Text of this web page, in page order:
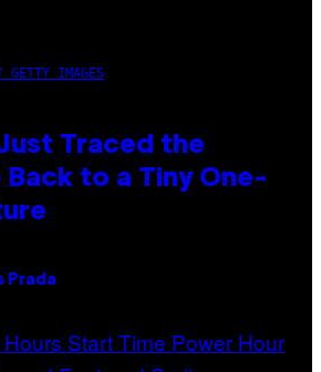
GETTY IMAGES
Traced the
Back to a Tiny One-
Prada